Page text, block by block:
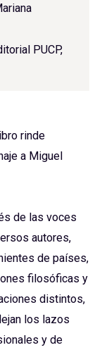
PUCP,
rinde
a Miguel
de las voces
autores,
de países,
filosóficas y
distintos,
los lazos
y de